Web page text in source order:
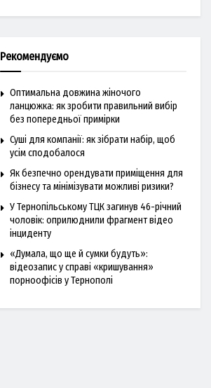
Рекомендуємо
Оптимальна довжина жіночого
ланцюжка: як зробити правильний вибір
без попередньої примірки
Суші для компанії: як зібрати набір, щоб
усім сподобалося
Як безпечно орендувати приміщення для
бізнесу та мінімізувати можливі ризики?
У Тернопільському ТЦК загинув 46-річний
чоловік: оприлюднили фрагмент відео
інциденту
«Думала, що ще й сумки будуть»:
відеозапис у справі «кришування»
порноофісів у Тернополі